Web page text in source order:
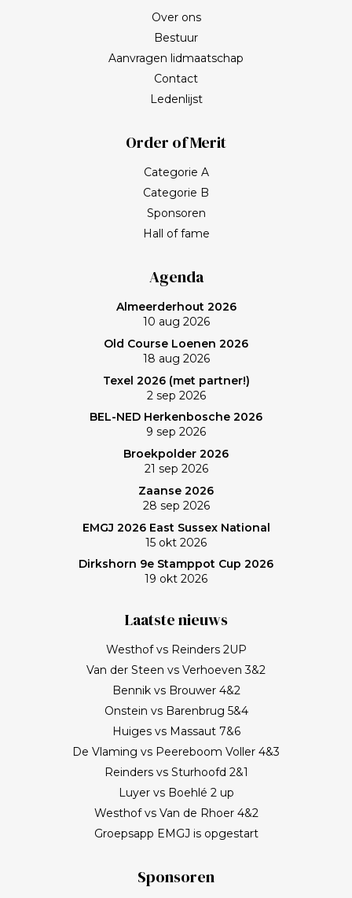
Over ons
Bestuur
Aanvragen lidmaatschap
Contact
Ledenlijst
Order of Merit
Categorie A
Categorie B
Sponsoren
Hall of fame
Agenda
Almeerderhout 2026
10 aug 2026
Old Course Loenen 2026
18 aug 2026
Texel 2026 (met partner!)
2 sep 2026
BEL-NED Herkenbosche 2026
9 sep 2026
Broekpolder 2026
21 sep 2026
Zaanse 2026
28 sep 2026
EMGJ 2026 East Sussex National
15 okt 2026
Dirkshorn 9e Stamppot Cup 2026
19 okt 2026
Laatste nieuws
Westhof vs Reinders 2UP
Van der Steen vs Verhoeven 3&2
Bennik vs Brouwer 4&2
Onstein vs Barenbrug 5&4
Huiges vs Massaut 7&6
De Vlaming vs Peereboom Voller 4&3
Reinders vs Sturhoofd 2&1
Luyer vs Boehlé 2 up
Westhof vs Van de Rhoer 4&2
Groepsapp EMGJ is opgestart
Sponsoren